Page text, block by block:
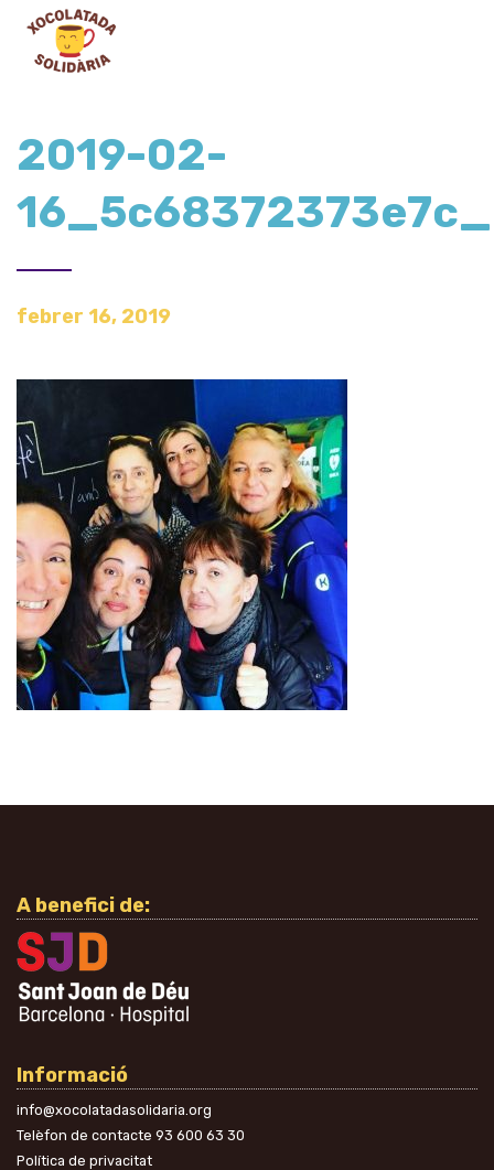
2019-02-
febrer 16, 2019
A benefici de:
Informació
info@xocolatadasolidaria.org
Telèfon de contacte 93 600 63 30
Política de privacitat